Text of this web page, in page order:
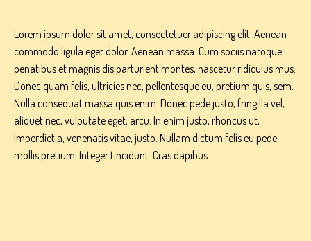
Lorem ipsum dolor sit amet, consectetuer adipiscing elit. Aenean
commodo ligula eget dolor. Aenean massa. Cum sociis natoque
penatibus et magnis dis parturient montes, nascetur ridiculus mus.
Donec quam felis, ultricies nec, pellentesque eu, pretium quis, sem.
Nulla consequat massa quis enim. Donec pede justo, fringilla vel,
aliquet nec, vulputate eget, arcu. In enim justo, rhoncus ut,
imperdiet a, venenatis vitae, justo. Nullam dictum felis eu pede
mollis pretium. Integer tincidunt. Cras dapibus.